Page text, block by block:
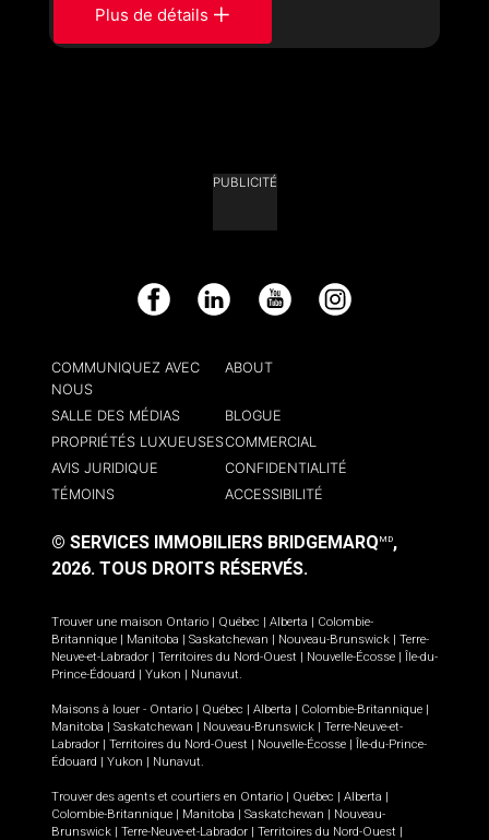
Plus de détails
PUBLICITÉ
Facebook LinkedIn YouTube Instagram
COMMUNIQUEZ AVEC
NOUS
ABOUT
SALLE DES MÉDIAS
BLOGUE
PROPRIÉTÉS LUXUEUSESCOMMERCIAL
AVIS JURIDIQUE
CONFIDENTIALITÉ
TÉMOINS
ACCESSIBILITÉ
© SERVICES IMMOBILIERS BRIDGEMARQ MD,
2026. TOUS DROITS RÉSERVÉS.
Trouver une maison Ontario | Québec | Alberta | Colombie-
Britannique | Manitoba | Saskatchewan | Nouveau-Brunswick | Terre-
Neuve-et-Labrador | Territoires du Nord-Ouest | Nouvelle-Écosse | Île-du-
Prince-Édouard | Yukon | Nunavut.
Maisons à louer - Ontario | Québec | Alberta | Colombie-Britannique |
Manitoba | Saskatchewan | Nouveau-Brunswick | Terre-Neuve-et-
Labrador | Territoires du Nord-Ouest | Nouvelle-Écosse | Île-du-Prince-
Édouard | Yukon | Nunavut.
Trouver des agents et courtiers en Ontario | Québec | Alberta |
Colombie-Britannique | Manitoba | Saskatchewan | Nouveau-
Brunswick | Terre-Neuve-et-Labrador | Territoires du Nord-Ouest |